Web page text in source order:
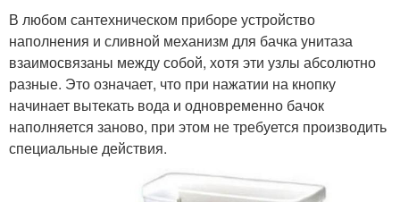
В любом сантехническом приборе устройство
наполнения и сливной механизм для бачка унитаза
взаимосвязаны между собой, хотя эти узлы абсолютно
разные. Это означает, что при нажатии на кнопку
начинает вытекать вода и одновременно бачок
наполняется заново, при этом не требуется производить
специальные действия.